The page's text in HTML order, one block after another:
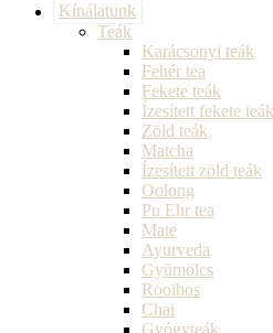
Kínálatunk
Teák
Karácsonyi teák
Fehér tea
Fekete teák
Ízesített fekete teák
Zöld teák
Matcha
Ízesített zöld teák
Oolong
Pu Ehr tea
Mate
Ayurveda
Gyümölcs
Rooibos
Chai
Gyógyteák